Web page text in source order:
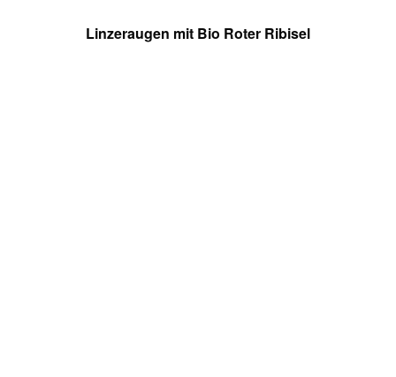
Linzeraugen mit Bio Roter Ribisel